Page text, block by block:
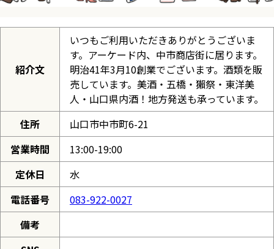
紹介文
いつもご利用いただきありがとうございま
す。アーケード内、中市商店街に居ります。
明治41年3月10創業でございます。酒類を販
売しています。美酒・五橋・獺祭・東洋美
人・山口県内酒！地方発送も承っています。
住所
山口市中市町6-21
営業時間
13:00-19:00
定休日
水
電話番号
083-922-0027
備考